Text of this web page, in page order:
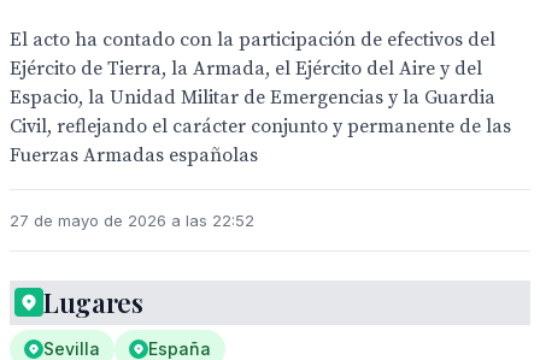
El acto ha contado con la participación de efectivos del
Ejército de Tierra, la Armada, el Ejército del Aire y del
Espacio, la Unidad Militar de Emergencias y la Guardia
Civil, reflejando el carácter conjunto y permanente de las
Fuerzas Armadas españolas
27 de mayo de 2026 a las 22:52
Lugares
Sevilla España